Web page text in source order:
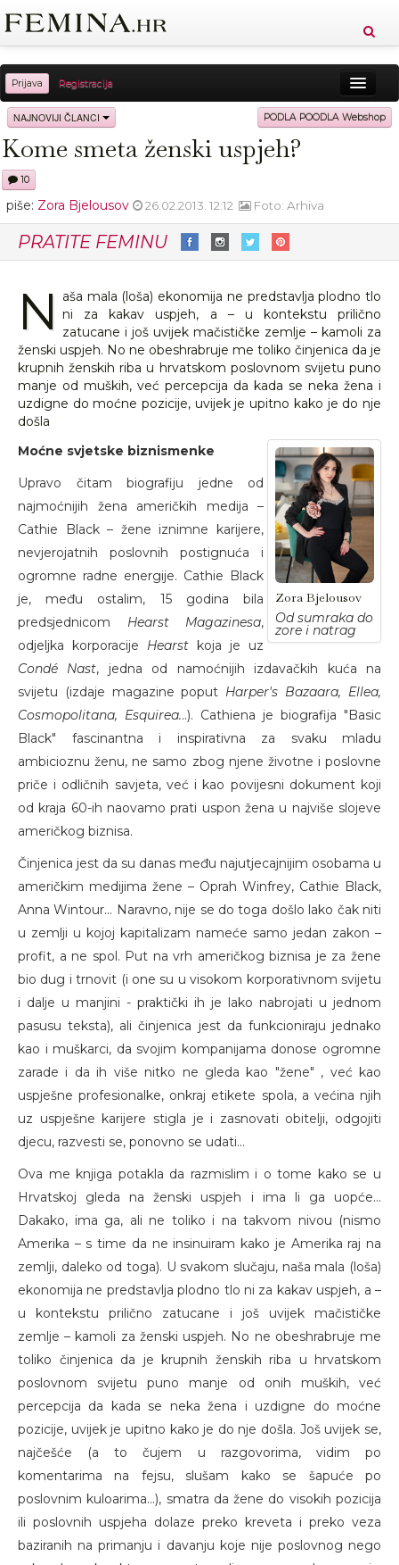
Prijava Registracija
Sreća Zdravlje Vitkost
Moda Ljubav Relax Putovanja
NAJNOVIJI ČLANCI PODLA POODLA Webshop
Kome smeta ženski uspjeh?
10
piše: Zora Bjelousov 26.02.2013. 12:12 Foto: Arhiva
PRATITE FEMINU
N aša mala (loša) ekonomija ne predstavlja plodno tlo
ni za kakav uspjeh, a – u kontekstu prilično
zatucane i još uvijek mačističke zemlje – kamoli za
ženski uspjeh. No ne obeshrabruje me toliko činjenica da je
krupnih ženskih riba u hrvatskom poslovnom svijetu puno
manje od muških, već percepcija da kada se neka žena i
uzdigne do moćne pozicije, uvijek je upitno kako je do nje
došla
Zora Bjelousov
Od sumraka do
zore i natrag
Moćne svjetske biznismenke
Upravo čitam biografiju jedne od
najmoćnijih žena američkih medija –
Cathie Black – žene iznimne karijere,
nevjerojatnih poslovnih postignuća i
ogromne radne energije. Cathie Black
je, među ostalim, 15 godina bila
predsjednicom Hearst Magazinesa,
odjeljka korporacije Hearst koja je uz
Condé Nast, jedna od namoćnijih izdavačkih kuća na
svijetu (izdaje magazine poput Harper's Bazaara, Ellea,
Cosmopolitana, Esquirea...). Cathiena je biografija "Basic
Black" fascinantna i inspirativna za svaku mladu
ambicioznu ženu, ne samo zbog njene životne i poslovne
priče i odličnih savjeta, već i kao povijesni dokument koji
od kraja 60-ih naovamo prati uspon žena u najviše slojeve
američkog biznisa.
Činjenica jest da su danas među najutjecajnijim osobama u
američkim medijima žene – Oprah Winfrey, Cathie Black,
Anna Wintour... Naravno, nije se do toga došlo lako čak niti
u zemlji u kojoj kapitalizam nameće samo jedan zakon –
profit, a ne spol. Put na vrh američkog biznisa je za žene
bio dug i trnovit (i one su u visokom korporativnom svijetu
i dalje u manjini - praktički ih je lako nabrojati u jednom
pasusu teksta), ali činjenica jest da funkcioniraju jednako
kao i muškarci, da svojim kompanijama donose ogromne
zarade i da ih više nitko ne gleda kao "žene" , već kao
uspješne profesionalke, onkraj etikete spola, a većina njih
uz uspješne karijere stigla je i zasnovati obitelji, odgojiti
djecu, razvesti se, ponovno se udati...
Ova me knjiga potakla da razmislim i o tome kako se u
Hrvatskoj gleda na ženski uspjeh i ima li ga uopće...
Dakako, ima ga, ali ne toliko i na takvom nivou (nismo
Amerika – s time da ne insinuiram kako je Amerika raj na
zemlji, daleko od toga). U svakom slučaju, naša mala (loša)
ekonomija ne predstavlja plodno tlo ni za kakav uspjeh, a –
u kontekstu prilično zatucane i još uvijek mačističke
zemlje – kamoli za ženski uspjeh. No ne obeshrabruje me
toliko činjenica da je krupnih ženskih riba u hrvatskom
poslovnom svijetu puno manje od onih muških, već
percepcija da kada se neka žena i uzdigne do moćne
pozicije, uvijek je upitno kako je do nje došla. Još uvijek se,
najčešće (a to čujem u razgovorima, vidim po
komentarima na fejsu, slušam kako se šapuće po
poslovnim kuloarima...), smatra da žene do visokih pozicija
ili poslovnih uspjeha dolaze preko kreveta i preko veza
baziranih na primanju i davanju koje nije poslovnog nego